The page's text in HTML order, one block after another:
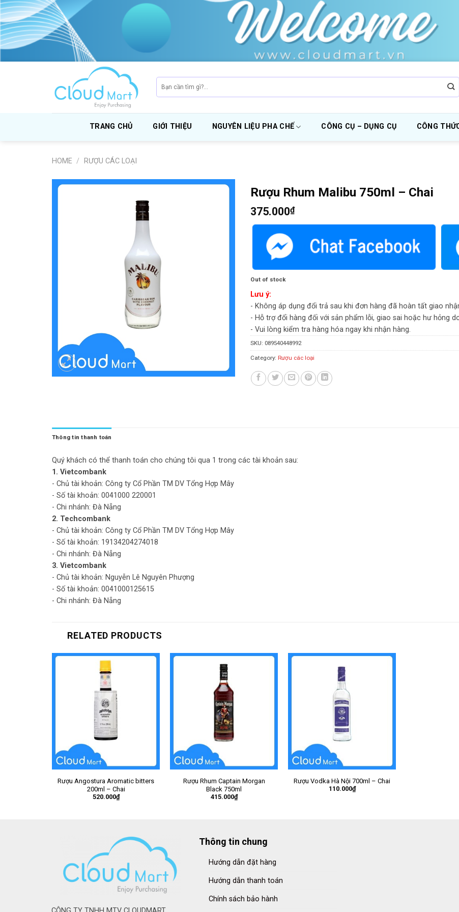
Skip
to
content
for:
TRANG CHỦ GIỚI THIỆU NGUYÊN LIỆU PHA CHẾ CÔNG CỤ – DỤNG CỤ CÔNG
HOME / RƯỢU CÁC LOẠI
Rượu Rhum Malibu 750ml – Chai
375.000₫
Out of stock
Lưu ý:
- Không áp dụng đổi trả sau khi đơn hàng đã hoàn tất giao
- Hỗ trợ đổi hàng đối với sản phẩm lỗi, giao sai hoặc hư hỏng
- Vui lòng kiểm tra hàng hóa ngay khi nhận hàng.
SKU: 089540448992
Category: Rượu các loại
Thông tin thanh toán
Quý khách có thể thanh toán cho chúng tôi qua 1 trong các tài khoản sau:
1. Vietcombank
- Chủ tài khoản: Công ty Cổ Phần TM DV Tổng Hợp Mây
- Số tài khoản: 0041000 220001
- Chi nhánh: Đà Nẵng
2. Techcombank
- Chủ tài khoản: Công ty Cổ Phần TM DV Tổng Hợp Mây
- Số tài khoản: 19134204274018
- Chi nhánh: Đà Nẵng
3. Vietcombank
- Chủ tài khoản: Nguyễn Lê Nguyên Phượng
- Số tài khoản: 0041000125615
- Chi nhánh: Đà Nẵng
RELATED PRODUCTS
Rượu Angostura Aromatic bitters
200ml – Chai
520.000₫
Rượu Rhum Captain Morgan
Black 750ml
415.000₫
Rượu Vodka Hà Nội 700ml – Chai
110.000₫
Thông tin chung
Hướng dẫn đặt hàng
Hướng dẫn thanh toán
Chính sách bảo hành